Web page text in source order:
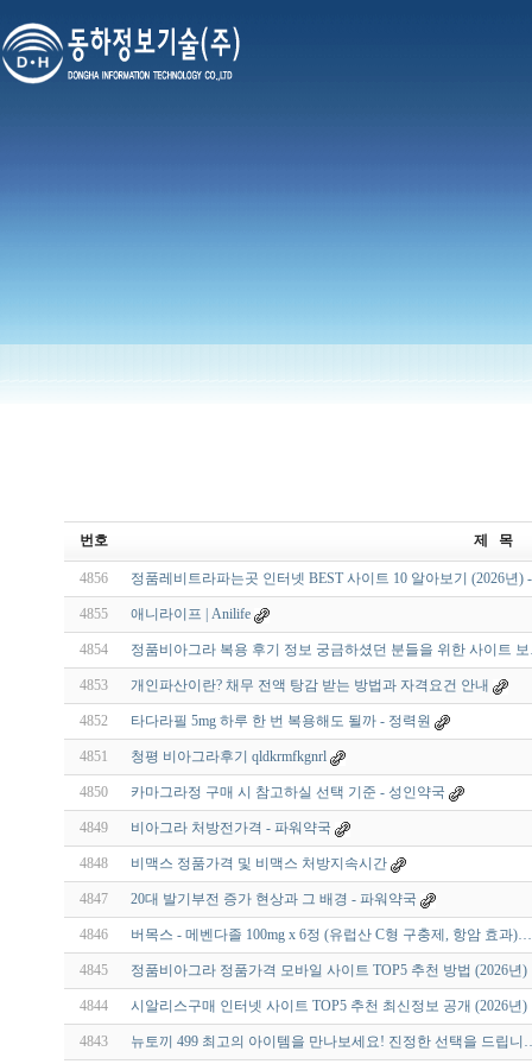
번호 제 목
4856 정품레비트라파는곳 인터넷 BEST 사이트 10 알아보기 (2026년)
4855 애니라이프 | Anilife
4854 정품비아그라 복용 후기 정보 궁금하셨던 분들을 위한 사이트
4853 개인파산이란? 채무 전액 탕감 받는 방법과 자격요건 안내
4852 타다라필 5mg 하루 한 번 복용해도 될까 - 정력원
4851 청평 비아그라후기 qldkrmfkgnrl
4850 카마그라정 구매 시 참고하실 선택 기준 - 성인약국
4849 비아그라 처방전가격 - 파워약국
4848 비맥스 정품가격 및 비맥스 처방지속시간
4847 20대 발기부전 증가 현상과 그 배경 - 파워약국
4846 버목스 - 메벤다졸 100mg x 6정 (유럽산 C형 구충제, 항암 효과)…
4845 정품비아그라 정품가격 모바일 사이트 TOP5 추천 방법 (2026년
4844 시알리스구매 인터넷 사이트 TOP5 추천 최신정보 공개 (2026년
4843 뉴토끼 499 최고의 아이템을 만나보세요! 진정한 선택을 드립니